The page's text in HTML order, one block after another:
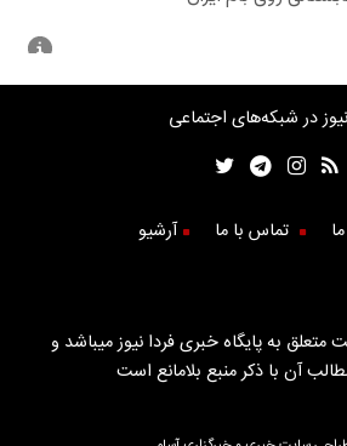
در شبکه‌های اجتماعی
تماس با ما آرشیو
به پایگاه خبری فردا نیوز میباشد و
آن با ذکر منبع بلامانع است